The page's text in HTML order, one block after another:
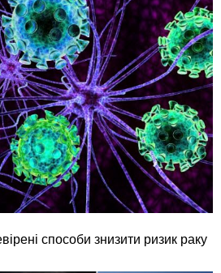
способи знизити ризик раку